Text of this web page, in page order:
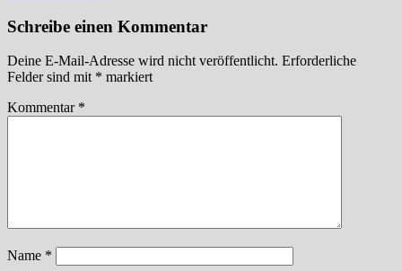
Schreibe einen Kommentar
Deine E-Mail-Adresse wird nicht veröffentlicht. Erforderliche
Felder sind mit * markiert
Kommentar *
Name *